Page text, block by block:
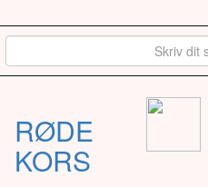
RØDE
KORS